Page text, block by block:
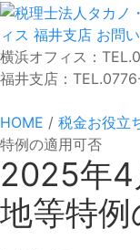
ィス 福井支店 お問
横浜オフィス：
福井支店：
HOME / 税金お役立
特例の適用可否
2025年
地等特